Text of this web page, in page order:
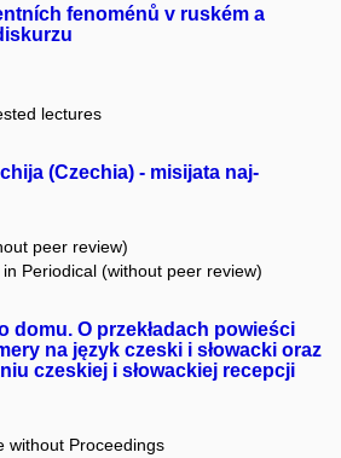
fenoménů v ruském a
lectures
(Czechia) - misijata naj-
peer review)
Periodical (without peer review)
domu. O przekładach powieści
na język czeski i słowacki oraz
czeskiej i słowackiej recepcji
without Proceedings